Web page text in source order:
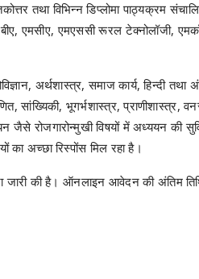
तथा विभिन्न डिप्लोमा पाठ्यक्रम
एमसीए, एमएससी रूरल टेक्नोलॉजी,
अर्थशास्त्र, समाज कार्य, हिन्दी तथा
सांख्यिकी, भूगर्भशास्त्र, प्राणीशास्त्र,
जैसे रोजगारोन्मुखी विषयों में अध्ययन की
का अच्छा रिस्पोंस मिल रहा है।
जारी की है। ऑनलाइन आवेदन की अंतिम